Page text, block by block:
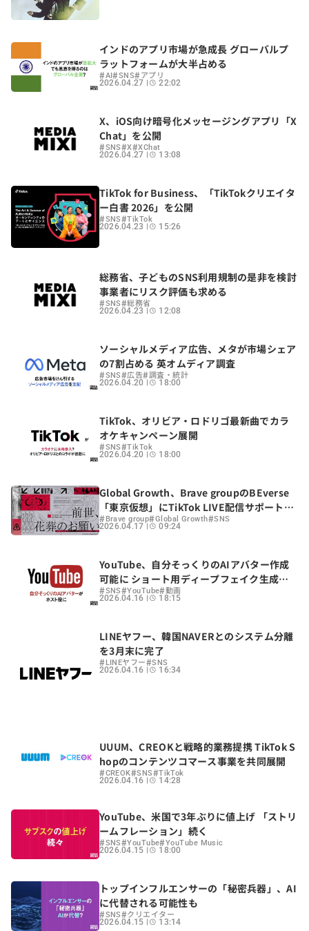
インドのアプリ市場が急成長 グローバルプ
ラットフォームが大半占める
#AI#SNS#アプリ
2026.04.27 22:02
X、iOS向け暗号化メッセージングアプリ「X
Chat」を公開
#SNS#X#XChat
2026.04.27 13:08
TikTok for Business、「TikTokクリエイタ
ー白書 2026」を公開
#SNS#TikTok
2026.04.23 15:26
総務省、子どものSNS利用規制の是非を検討
事業者にリスク評価も求める
#SNS#総務省
2026.04.23 12:08
ソーシャルメディア広告、メタが市場シェア
の7割占める 英オムディア調査
#SNS#広告#調査・統計
2026.04.20 18:00
TikTok、オリビア・ロドリゴ最新曲でカラ
オケキャンペーン展開
#SNS#TikTok
2026.04.20 18:00
Global Growth、Brave groupのBEverse
「東京仮想」にTikTok LIVE配信サポートで
参画 5月上旬デビュー予定
# Brave group#Global Growth#SNS
2026.04.17 09:24
YouTube、自分そっくりのAIアバター作成
可能に ショート用ディープフェイク生成ツ
ール開発
#SNS#YouTube#動画
2026.04.16 18:15
LINEヤフー、韓国NAVERとのシステム分離
を3月末に完了
# LINEヤフー#SNS
2026.04.16 16:34
UUUM、CREOKと戦略的業務提携 TikTok S
hopのコンテンツコマース事業を共同展開
#CREOK#SNS#TikTok
2026.04.16 14:28
YouTube、米国で3年ぶりに値上げ 「ストリ
ームフレーション」続く
#SNS#YouTube#YouTube Music
2026.04.15 18:00
トップインフルエンサーの「秘密兵器」、AI
に代替される可能性も
#SNS#クリエイター
2026.04.15 13:14